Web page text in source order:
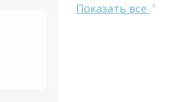
Показать все